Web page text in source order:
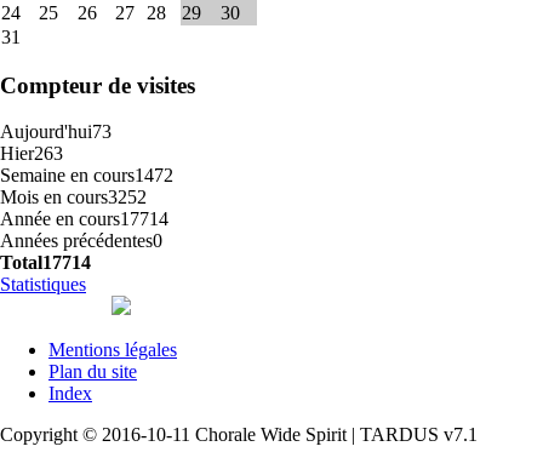
24
25 26 27 28 29
30
31
Compteur de visites
Aujourd'hui73
Hier263
Semaine en cours1472
Mois en cours3252
Année en cours17714
Années précédentes0
Total17714
Statistiques
Mentions légales
Plan du site
Index
Copyright © 2016-10-11 Chorale Wide Spirit | TARDUS v7.1